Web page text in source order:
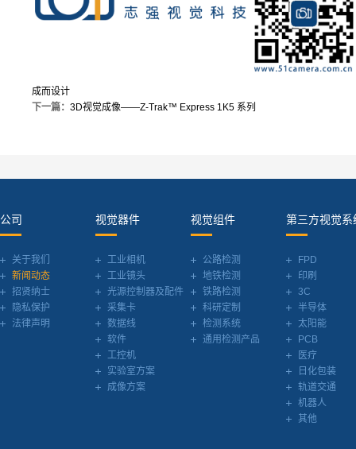
成而设计
下一篇： 3D视觉成像——Z-Trak™ Express 1K5 系列
公司
关于我们
新闻动态
招贤纳士
隐私保护
法律声明
视觉器件
工业相机
工业镜头
光源控制器及配件
采集卡
数据线
软件
工控机
实验室方案
成像方案
视觉组件
公路检测
地铁检测
铁路检测
科研定制
检测系统
通用检测产品
第三方视觉系
FPD
印刷
3C
半导体
太阳能
PCB
医疗
日化包装
轨道交通
机器人
其他